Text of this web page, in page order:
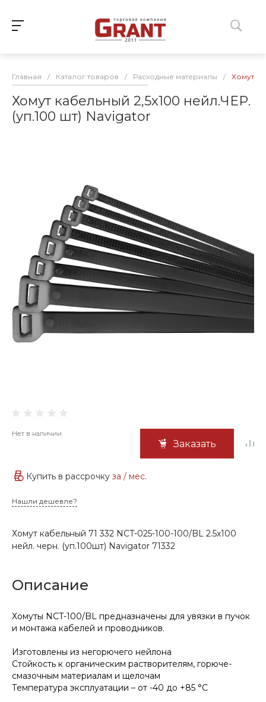
Главная / Каталог товаров / Расходные материалы / Хомут
Хомут кабельный 2,5х100 нейл.ЧЕР.
(уп.100 шт) Navigator
Нет в наличии
Заказать
Купить в рассрочку за / мес.
Нашли дешевле?
Хомут кабельный 71 332 NCT-025-100-100/BL 2.5x100
нейл. черн. (уп.100шт) Navigator 71332
Описание
Хомуты NCT-100/BL предназначены для увязки в пучок
и монтажа кабелей и проводников.
Изготовлены из негорючего нейлона
Стойкость к органическим растворителям, горюче-
смазочным материалам и щелочам
Температура эксплуатации – от -40 до +85 °C